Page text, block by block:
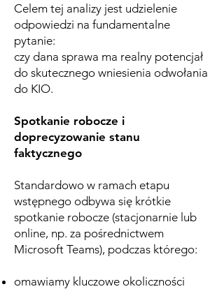
Celem tej analizy jest udzielenie
odpowiedzi na fundamentalne
pytanie:
czy dana sprawa ma realny potencjał
do skutecznego wniesienia odwołania
do KIO.
Spotkanie robocze i
doprecyzowanie stanu
faktycznego
Standardowo w ramach etapu
wstępnego odbywa się krótkie
spotkanie robocze (stacjonarnie lub
online, np. za pośrednictwem
Microsoft Teams), podczas którego:
omawiamy kluczowe okoliczności